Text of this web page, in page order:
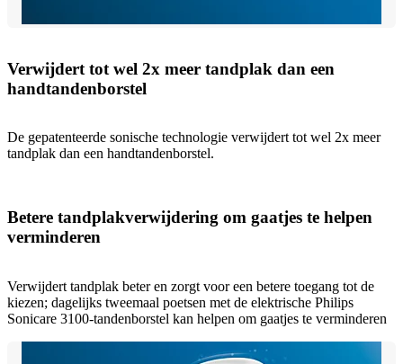
Verwijdert tot wel 2x meer tandplak dan een
handtandenborstel
De gepatenteerde sonische technologie verwijdert tot wel 2x meer
tandplak dan een handtandenborstel.
Betere tandplakverwijdering om gaatjes te helpen
verminderen
Verwijdert tandplak beter en zorgt voor een betere toegang tot de
kiezen; dagelijks tweemaal poetsen met de elektrische Philips
Sonicare 3100-tandenborstel kan helpen om gaatjes te verminderen